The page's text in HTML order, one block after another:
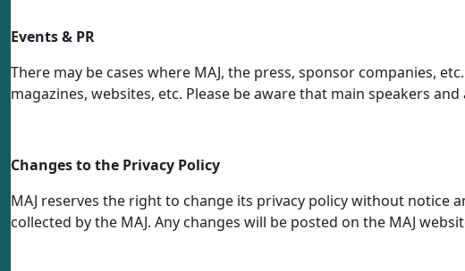
Events & PR
There may be cases where MAJ, the press, sponsor companies,
magazines, websites, etc. Please be aware that main speakers
Changes to the Privacy Policy
MAJ reserves the right to change its privacy policy without notice
collected by the MAJ. Any changes will be posted on the MAJ